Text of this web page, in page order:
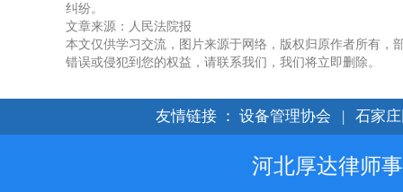
纠纷。
文章来源：人民法院报
本文仅供学习交流，图片来源于网络，版权归原作者所有，
错误或侵犯到您的权益，请联系我们，我们将立即删除。
友情链接 ： 设备管理协会 | 石家
河北厚达律师